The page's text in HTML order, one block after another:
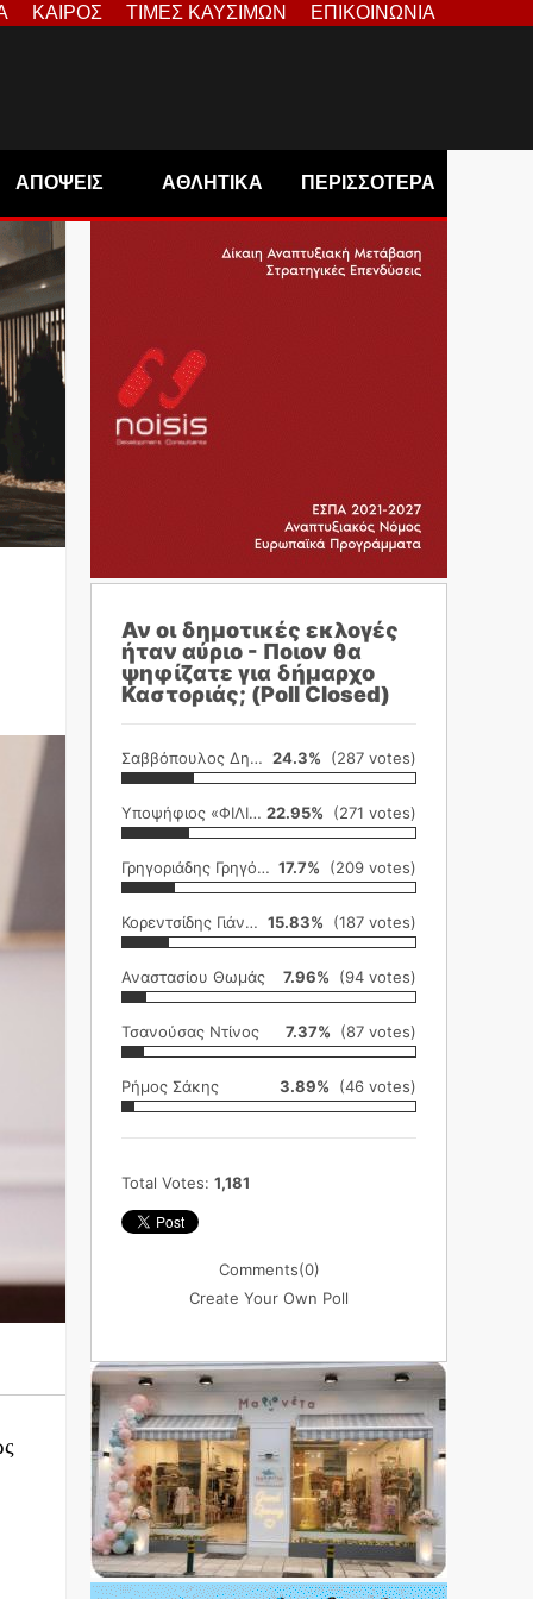
ΚΑΙΡΟΣ ΤΙΜΕΣ ΚΑΥΣΙΜΩΝ ΕΠΙΚΟΙΝΩΝΙΑ
ΑΠΟΨΕΙΣ ΑΘΛΗΤΙΚΑ ΠΕΡΙΣΣΟΤΕΡΑ
Αν οι δημοτικές εκλογές
ήταν αύριο - Ποιον θα
ψηφίζατε για δήμαρχο
Καστοριάς; (Poll Closed)
Σαββόπουλος Δημήτρης 24.3% (287 votes)
Υποψήφιος «ΦΙΛΙΚΗ ΕΤΑΙΡΕΙΑ» 22.95% (271 votes)
Γρηγοριάδης Γρηγόρης 17.7% (209 votes)
Κορεντσίδης Γιάννης 15.83% (187 votes)
Αναστασίου Θωμάς 7.96% (94 votes)
Τσανούσας Ντίνος 7.37% (87 votes)
Ρήμος Σάκης 3.89% (46 votes)
Total Votes: 1,181
Comments(0)
Create Your Own Poll